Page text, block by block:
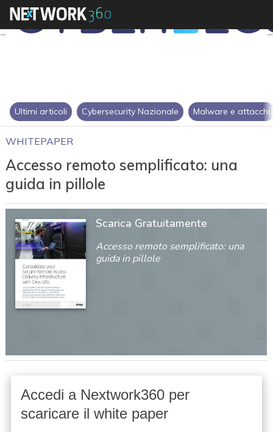
Ultimi articoli Cybersecurity Nazionale Malware e attacchi
WHITEPAPER
Accesso remoto semplificato: una
guida in pillole
Scarica Gratuitamente
Accesso remoto semplificato: una
guida in pillole
Accedi a Nextwork360 per
scaricare il white paper